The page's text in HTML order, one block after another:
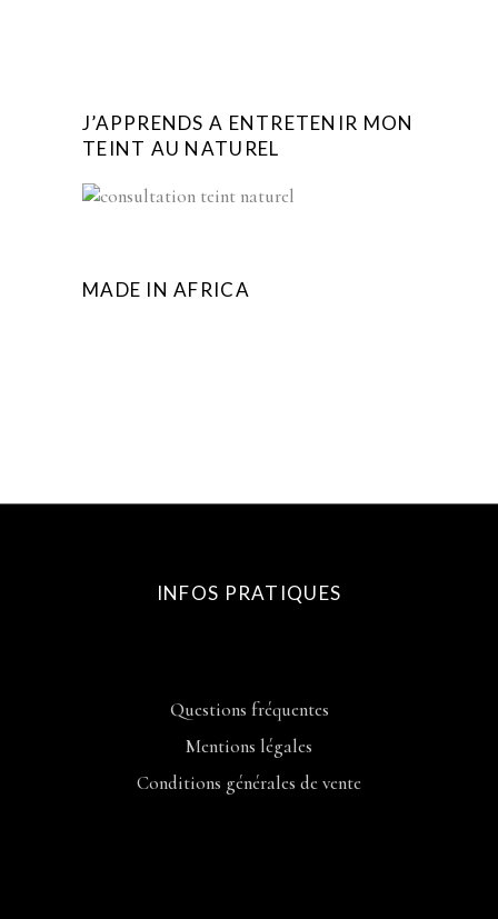
J’APPRENDS A ENTRETENIR MON
TEINT AU NATUREL
MADE IN AFRICA
INFOS PRATIQUES
Questions fréquentes
Mentions légales
Conditions générales de vente